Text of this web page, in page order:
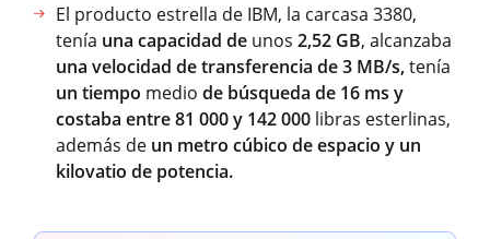
El producto estrella de IBM, la carcasa 3380,
tenía una capacidad de unos 2,52 GB, alcanzaba
una velocidad de transferencia de 3 MB/s,tenía
un tiempo medio de búsqueda de 16 ms y
costaba entre 81 000 y 142 000 libras esterlinas,
además de un metro cúbico de espacio y un
kilovatio de potencia.